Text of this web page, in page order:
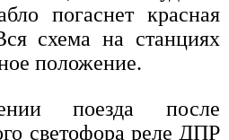
погаснет красная
схема на станциях
положение.
поезда после
светофора реле ДПР